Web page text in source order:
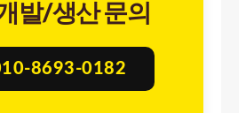
발/생산 문의
8693-0182